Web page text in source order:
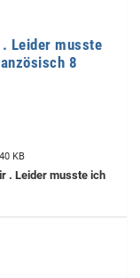
Leider musste
8
40 KB
. Leider musste ich